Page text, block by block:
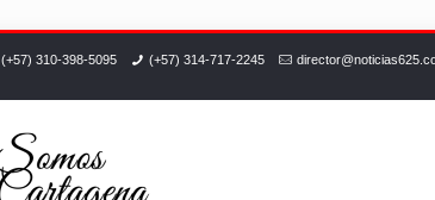
(+57) 310-398-5095 (+57) 314-717-2245